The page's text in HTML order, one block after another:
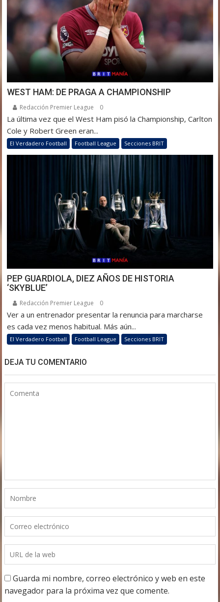
WEST HAM: DE PRAGA A CHAMPIONSHIP
Redacción Premier League 0
La última vez que el West Ham pisó la Championship, Carlton
Cole y Robert Green eran...
El Verdadero Football Football League Secciones BRIT
PEP GUARDIOLA, DIEZ AÑOS DE HISTORIA
‘SKYBLUE’
Redacción Premier League 0
Ver a un entrenador presentar la renuncia para marcharse
es cada vez menos habitual. Más aún...
El Verdadero Football Football League Secciones BRIT
DEJA TU COMENTARIO
Guarda mi nombre, correo electrónico y web en este
navegador para la próxima vez que comente.